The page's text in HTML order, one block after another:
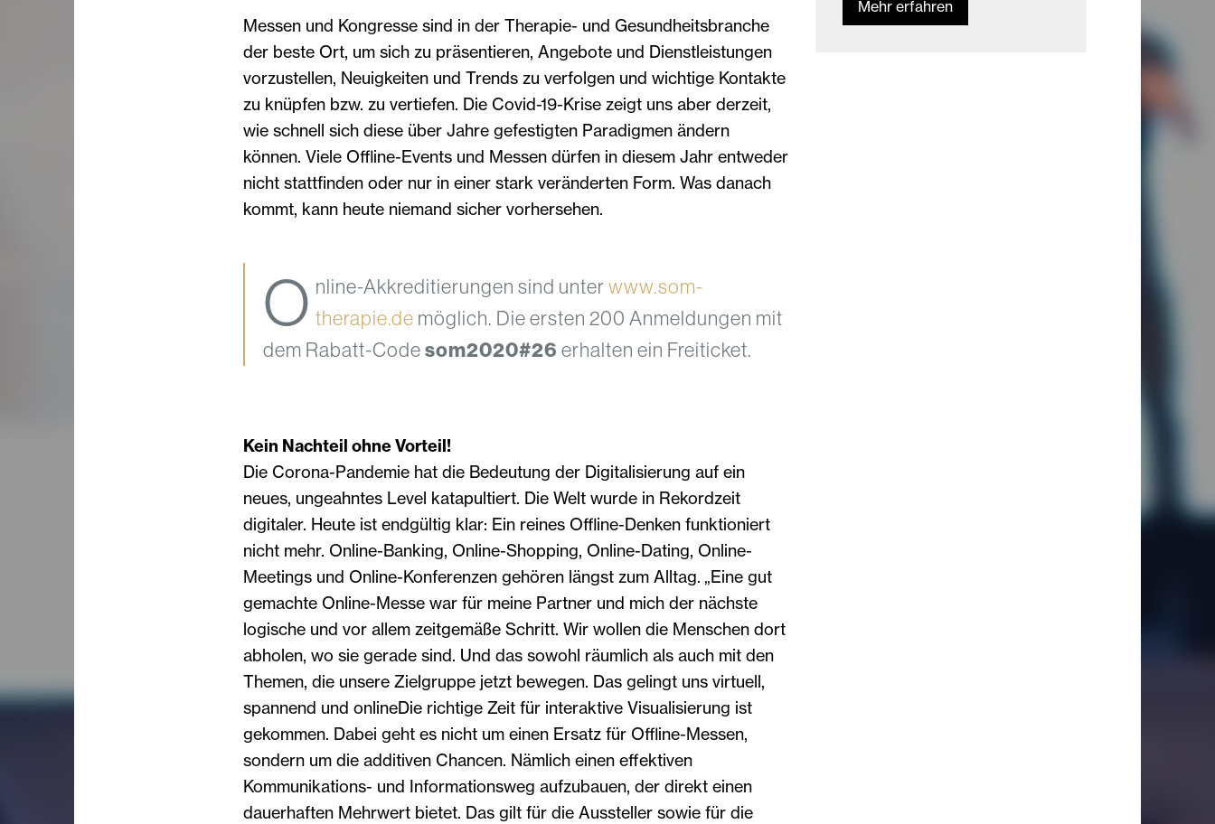
Messen und Kongresse sind in der Therapie- und Gesundheitsbranche
der beste Ort, um sich zu präsentieren, Angebote und Dienstleistungen
vorzustellen, Neuigkeiten und Trends zu verfolgen und wichtige Kontakte
zu knüpfen bzw. zu vertiefen. Die Covid-19-Krise zeigt uns aber derzeit,
wie schnell sich diese über Jahre gefestigten Paradigmen ändern
können. Viele Offline-Events und Messen dürfen in diesem Jahr entweder
nicht stattfinden oder nur in einer stark veränderten Form. Was danach
kommt, kann heute niemand sicher vorhersehen.
O nline-Akkreditierungen sind unterwww.som-
therapie.de möglich. Die ersten 200 Anmeldungen mit
dem Rabatt-Codesom2020#26 erhalten ein Freiticket.
Kein Nachteil ohne Vorteil!
Die Corona-Pandemie hat die Bedeutung der Digitalisierung auf ein
neues, ungeahntes Level katapultiert. Die Welt wurde in Rekordzeit
digitaler. Heute ist endgültig klar: Ein reines Offline-Denken funktioniert
nicht mehr. Online-Banking, Online-Shopping, Online-Dating, Online-
Meetings und Online-Konferenzen gehören längst zum Alltag. „Eine gut
gemachte Online-Messe war für meine Partner und mich der nächste
logische und vor allem zeitgemäße Schritt. Wir wollen die Menschen dort
abholen, wo sie gerade sind. Und das sowohl räumlich als auch mit den
Themen, die unsere Zielgruppe jetzt bewegen. Das gelingt uns virtuell,
spannend und onlineDie richtige Zeit für interaktive Visualisierung ist
gekommen. Dabei geht es nicht um einen Ersatz für Offline-Messen,
sondern um die additiven Chancen. Nämlich einen effektiven
Kommunikations- und Informationsweg aufzubauen, der direkt einen
dauerhaften Mehrwert bietet. Das gilt für die Aussteller sowie für die
Mehr erfahren